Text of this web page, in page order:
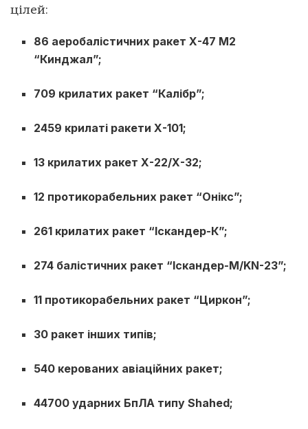
цілей:
86 аеробалістичних ракет Х-47 М2
“Кинджал”;
709 крилатих ракет “Калібр”;
2459 крилаті ракети Х-101;
13 крилатих ракет Х-22/Х-32;
12 протикорабельних ракет “Онікс”;
261 крилатих ракет “Іскандер-К”;
274 балістичних ракет “Іскандер-М/KN-23”;
11 протикорабельних ракет “Циркон”;
30 ракет інших типів;
540 керованих авіаційних ракет;
44700 ударних БпЛА типу Shahed;